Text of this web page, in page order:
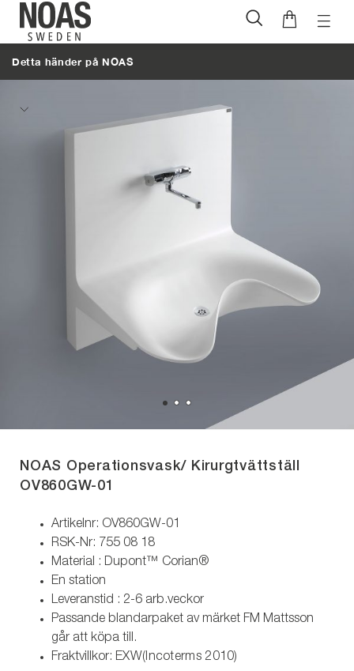
Hoppa
innehåll
Detta händer på NOAS
NOAS Operationsvask/ Kirurgtvättställ
OV860GW-01
Artikelnr: OV860GW-01
RSK-Nr: 755 08 18
Material : Dupont™ Corian®
En station
Leveranstid : 2-6 arb.veckor
Passande blandarpaket av märket FM Mattsson
går att köpa till.
Fraktvillkor: EXW(Incoterms 2010)